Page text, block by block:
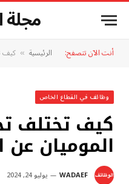
مجلة
أنت الآن تتصفح: الرئيسية » كيف
وظائف في القطاع الخاص
كيف تختلف
الموميان عن
WADAEF يوليو 24, 2024